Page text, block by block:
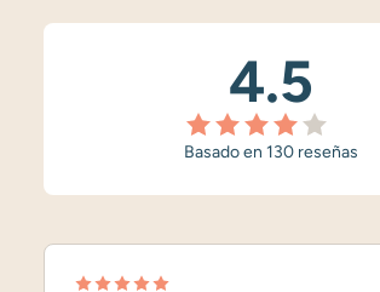
4.5
Basado en 130 reseñas